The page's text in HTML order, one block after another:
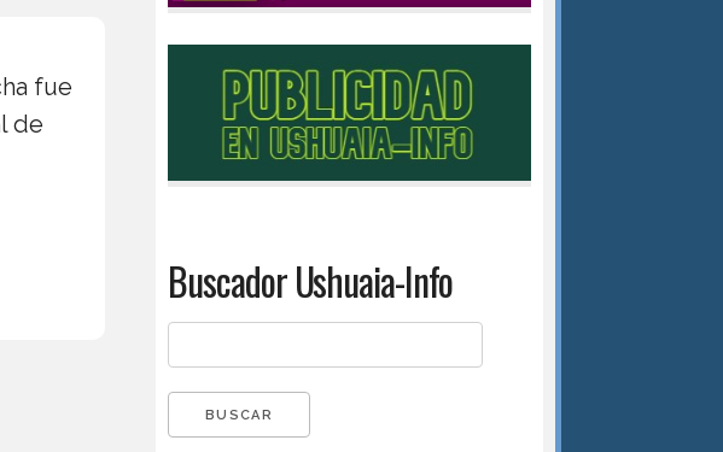
fue
de
Buscador Ushuaia-Info